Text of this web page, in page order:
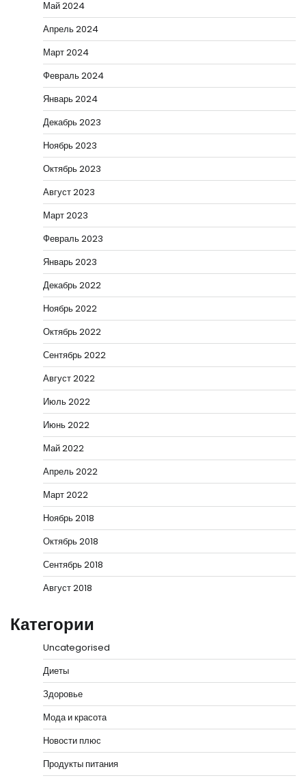
Май 2024
Апрель 2024
Март 2024
Февраль 2024
Январь 2024
Декабрь 2023
Ноябрь 2023
Октябрь 2023
Август 2023
Март 2023
Февраль 2023
Январь 2023
Декабрь 2022
Ноябрь 2022
Октябрь 2022
Сентябрь 2022
Август 2022
Июль 2022
Июнь 2022
Май 2022
Апрель 2022
Март 2022
Ноябрь 2018
Октябрь 2018
Сентябрь 2018
Август 2018
Категории
Uncategorised
Диеты
Здоровье
Мода и красота
Новости плюс
Продукты питания